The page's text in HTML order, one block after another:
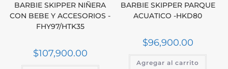
BARBIE SKIPPER NIÑERA
CON BEBE Y ACCESORIOS -
FHY97/HTK35
$107,900.00
BARBIE SKIPPER PARQUE
ACUATICO -HKD80
$96,900.00
Agregar al carrito